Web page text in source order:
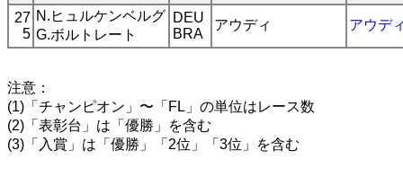
27
5
N.ヒュルケンベルグ
G.ボルトレート
DEU
BRA
アウディ アウデ
注意：
(1)「チャンピオン」〜「FL」の単位はレース数
(2)「表彰台」は「優勝」を含む
(3)「入賞」は「優勝」「2位」「3位」を含む